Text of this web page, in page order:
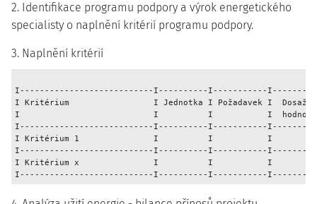
2. Identifikace programu podpory a výrok energetického
specialisty o naplnění kritérií programu podpory.
3. Naplnění kritérií
I---------------------------I----------I-----------
I Kritérium                 I Jednotka I Požadavek I
I                           I          I           I  hodnota   I
I---------------------------I----------I-----------
I Kritérium 1               I          I           I
I---------------------------I----------I-----------
I Kritérium x               I          I           I